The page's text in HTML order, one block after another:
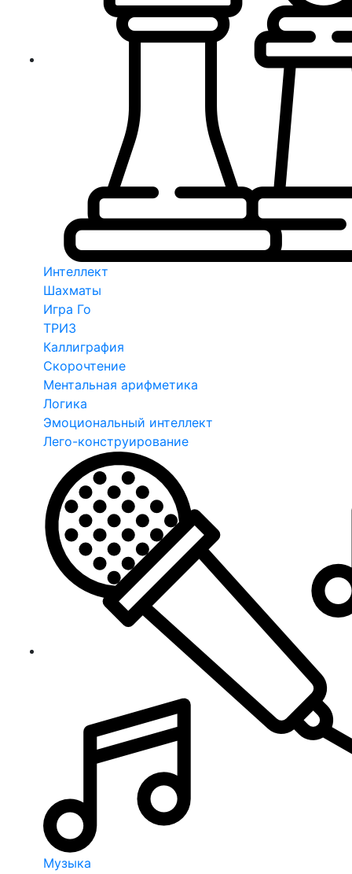
Интеллект
Шахматы
Игра Го
ТРИЗ
Каллиграфия
Скорочтение
Ментальная арифметика
Логика
Эмоциональный интеллект
Лего-конструирование
Музыка